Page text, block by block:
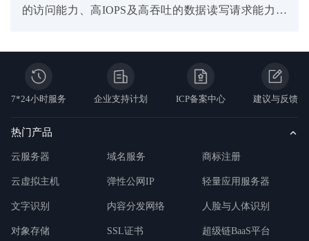
的访问能力、高IOPS及高吞吐的数据读写请求能力，
7*24小时服务 企业支持计划 ICP备案中心 建议与反馈
热门产品
云服务器 域名服务 商标注册
云虚拟主机 弹性公网IP 轻量应用服务器
文字识别 内容分发网络 人脸与人体识别
对象存储 SSL证书 超级链BaaS平台